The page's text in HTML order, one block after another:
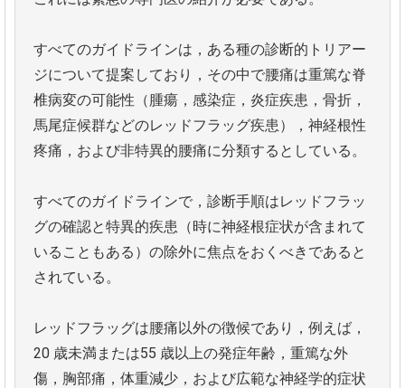
すべてのガイドラインは，ある種の診断的トリアー
ジについて提案しており，その中で腰痛は重篤な脊
椎病変の可能性（腫瘍，感染症，炎症疾患，骨折，
馬尾症候群などのレッドフラッグ疾患），神経根性
疼痛，および非特異的腰痛に分類するとしている。
すべてのガイドラインで，診断手順はレッドフラッ
グの確認と特異的疾患（時に神経根症状が含まれて
いることもある）の除外に焦点をおくべきであると
されている。
レッドフラッグは腰痛以外の徴候であり，例えば，
20 歳未満または55 歳以上の発症年齢，重篤な外
傷，胸部痛，体重減少，および広範な神経学的症状